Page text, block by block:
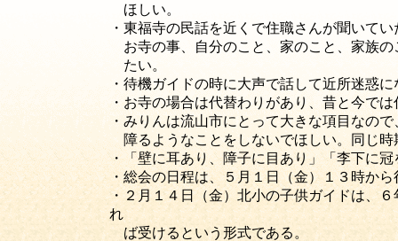
ほしい。
・東福寺の民話を近くで住職さんが聞いて
お寺の事、自分のこと、家のこと、家族
たい。
・待機ガイドの時に大声で話して近所迷惑
・お寺の場合は代替わりがあり、昔と今で
・みりんは流山市にとって大きな項目なの
障るようなことをしないでほしい。同じ時
・「壁に耳あり、障子に目あり」「李下に
・総会の日程は、５月１日（金）１３時か
・２月１４日（金）北小の子供ガイドは、
れ
ば受けるという形式である。